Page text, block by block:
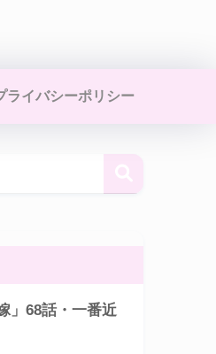
ライバシーポリシー
」68話・一番近